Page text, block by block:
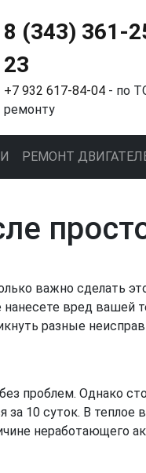
8 (343) 361-
23
+7 932 617-84-04 - по
ремонту
РЕМОНТ
важно сделать
вред вашей
разные
проблем. Однако
10 суток. В теплое
неработающего